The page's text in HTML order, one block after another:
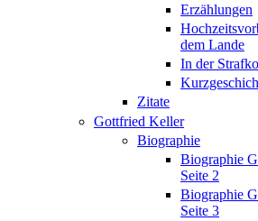
Erzählungen
dem Lande
In der
Zitate
Gottfried Keller
Biographie
Biographie
Seite 2
Biographie
Seite 3